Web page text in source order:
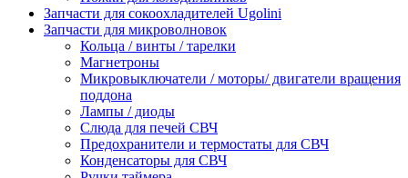
Запчасти для сокоохладителей Ugolini
Запчасти для микроволновок
Кольца / винты / тарелки
Магнетроны
Микровыключатели / моторы/ двигатели вращения
поддона
Лампы / диоды
Слюда для печей СВЧ
Предохранители и термостаты для СВЧ
Конденсаторы для СВЧ